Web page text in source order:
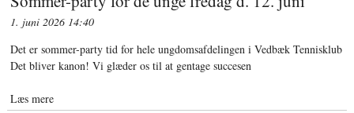
1. juni 2026 14:40
Det er sommer-party tid for hele ungdomsafdelingen i Vedbæk Tennisklub
Det bliver kanon! Vi glæder os til at gentage succesen
Læs mere